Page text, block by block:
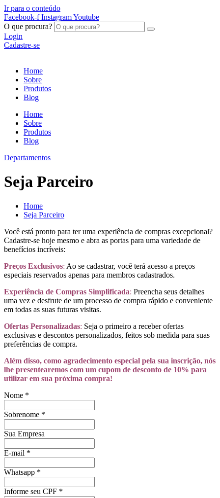
Ir para o conteúdo
Facebook-f InstagramYoutube
O que procura?
Login
Cadastre-se
Home
Sobre
Produtos
Blog
Home
Sobre
Produtos
Blog
Departamentos
Seja Parceiro
Home
Seja Parceiro
Você está pronto para ter uma experiência de compras excepcional?
Cadastre-se hoje mesmo e abra as portas para uma variedade de
benefícios incríveis:
Preços Exclusivos: Ao se cadastrar, você terá acesso a preços
especiais reservados apenas para membros cadastrados.
Experiência de Compras Simplificada: Preencha seus detalhes
uma vez e desfrute de um processo de compra rápido e conveniente
em todas as suas futuras visitas.
Ofertas Personalizadas: Seja o primeiro a receber ofertas
exclusivas e descontos personalizados, feitos sob medida para suas
preferências de compra.
Além disso, como agradecimento especial pela sua inscrição, nós
lhe presentearemos com um cupom de desconto de 10% para
utilizar em sua próxima compra!
Nome *
Sobrenome *
Sua Empresa
E-mail *
Whatsapp *
Informe seu CPF *